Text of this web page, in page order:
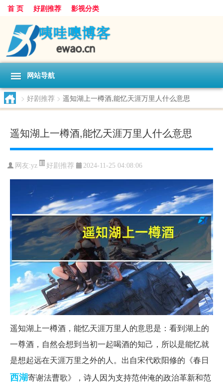
首 页 好剧推荐 影视分类
网站导航
> 好剧推荐 > 遥知湖上一樽酒,能忆天涯万里人什么意思
遥知湖上一樽酒,能忆天涯万里人什么意思
网友:yz 好剧推荐 2024-11-25 04:08:06
遥知湖上一樽酒，能忆天涯万里人的意思是：看到湖上的
一尊酒，自然会想到当初一起喝酒的知己，所以是能忆就
是想起远在天涯万里之外的人。出自宋代欧阳修的《春日
西湖寄谢法曹歌》，诗人因为支持范仲淹的政治革新和范